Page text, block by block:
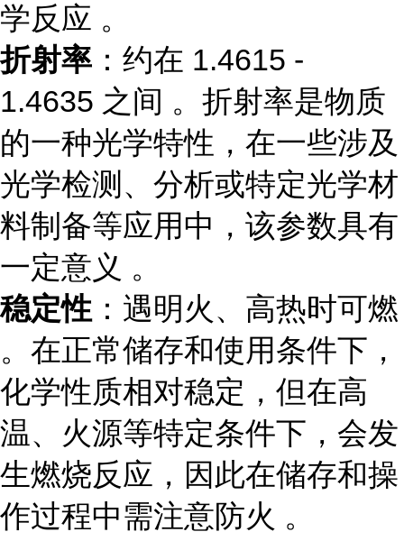
学反应 。
折射率 ：约在 1.4615 -
1.4635 之间 。折射率是物质
的一种光学特性，在一些涉及
光学检测、分析或特定光学材
料制备等应用中，该参数具有
一定意义 。
稳定性 ：遇明火、高热时可燃
。在正常储存和使用条件下，
化学性质相对稳定，但在高
温、火源等特定条件下，会发
生燃烧反应，因此在储存和操
作过程中需注意防火 。